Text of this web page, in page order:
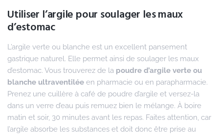
Utiliser l’argile pour soulager les maux
d’estomac
L’argile verte ou blanche est un excellent pansement
gastrique naturel. Elle permet ainsi de soulager les maux
d’estomac. Vous trouverez de la poudre d’argile verte ou
blanche ultraventilée en pharmacie ou en parapharmacie.
Prenez une cuillère à café de poudre d’argile et versez-la
dans un verre d’eau puis remuez bien le mélange. À boire
matin et soir, 30 minutes avant les repas. Faites attention, car
l’argile absorbe les substances et doit donc être prise au